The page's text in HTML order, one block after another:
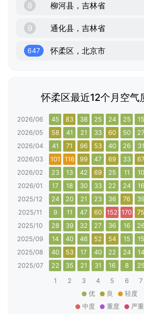
8 柳河县，吉林省
9 通化县，吉林省
647 怀柔区，北京市
怀柔区最近12个月空气
2026/06 45 83 38 25 24 25 15
2026/05
58 41 21 33 60 50 27
2026/04
41 71 96 53 40 26 31
2026/03
101 116 99 47 69 33 67
2026/02
23 13 42 69 25 11 10
2026/01
17 18 30 33 22 24 16
2025/12
24 20 21 23 36 76
2025/11
9 11 47 60 152 170 75
2025/10
28 39 32 27 36 16
2025/09
14 40 46 52 54 15 15
2025/08
40 53 17 40 22 24 14
2025/07
22 35 21 31 16 8 25
1
2 3 4 5 6 7
优
良
轻度
中度
重度 严重